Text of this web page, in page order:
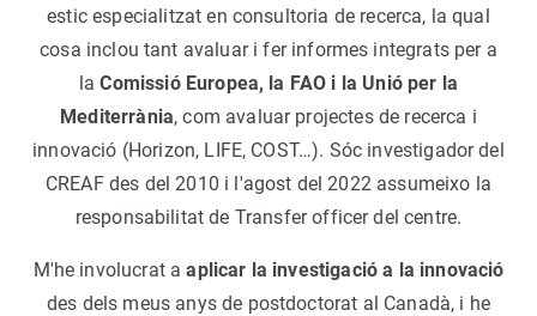
estic especialitzat en consultoria de recerca, la qual
cosa inclou tant avaluar i fer informes integrats per a
laComissió Europea, la FAO i la Unió per la
Mediterrània, com avaluar projectes de recerca i
innovació (Horizon, LIFE, COST…). Sóc investigador del
CREAF des del 2010 i l'agost del 2022 assumeixo la
responsabilitat de Transfer officer del centre.
M'he involucrat aaplicar la investigació a la innovació
des dels meus anys de postdoctorat al Canadà, i he